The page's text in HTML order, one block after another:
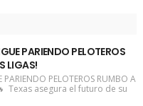
PARIENDO PELOTEROS
LIGAS!
PARIENDO PELOTEROS RUMBO A
Texas asegura el futuro de su